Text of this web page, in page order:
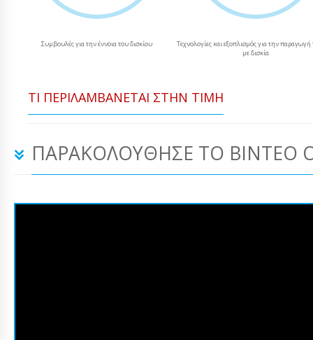
Συμβουλές για την έννοια του δισκίου
Τεχνολογίες και εξοπλισμός για την παραγωγή
με δισκία
ΤΙ ΠΕΡΙΛΑΜΒΆΝΕΤΑΙ ΣΤΗΝ ΤΙΜΉ
ΠΑΡΑΚΟΛΟΎΘΗΣΕ ΤΟ ΒΊΝΤΕΟ